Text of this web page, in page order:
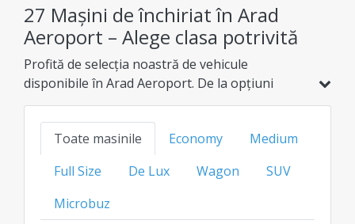
27 Mașini de închiriat în Arad
Aeroport – Alege clasa potrivită
Profită de selecția noastră de vehicule
disponibile în Arad Aeroport. De la opțiuni
economice și hibride, până la modele de familie,
SUV-uri sau de lux, găsește varianta ideală la cel
mai bun preț transparent pentru fiecare clasă.
Toate masinile Economy
Medium
Full Size
De Lux Wagon
SUV
Microbuz